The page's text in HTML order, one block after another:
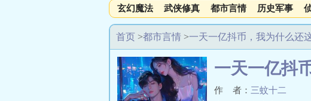
玄幻魔法 武侠修真 都市言情 历史军事
首页 >都市言情 >一天一亿抖币，我为什么还
一天一亿抖
作 者： 三蚊十二